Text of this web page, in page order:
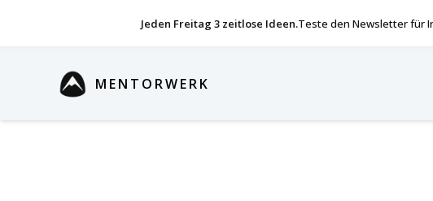
MENTORWERK
Jeden Freitag 3 zeitlose Ideen.Teste den Newsletter für